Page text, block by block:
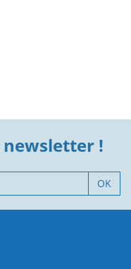
newsletter !
OK